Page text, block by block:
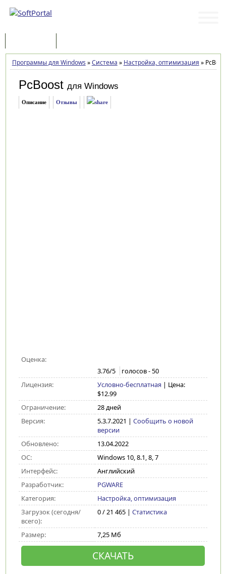
Программы для Windows »Система » Настройка, оптимизация »
PcBoost для Windows
Описание Отзывы
Оценка:
3.76/5 голосов -50
Лицензия:
Условно-бесплатная | Цена:
$12.99
Ограничение:
28 дней
Версия:
5.3.7.2021 | Сообщить о новой
версии
Обновлено:
13.04.2022
ОС:
Windows 10, 8.1, 8, 7
Интерфейс:
Английский
Разработчик:
PGWARE
Категория:
Настройка, оптимизация
Загрузок (сегодня/
всего):
0 / 21 465 | Статистика
Размер: 7,25 Мб
СКАЧАТЬ